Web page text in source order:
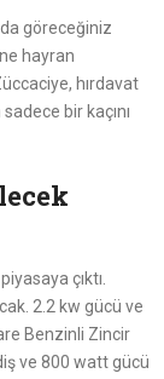
göreceğiniz
hayran
hırdavat
bir kaçını
çıktı.
2.2 kw gücü ve
Benzinli Zincir
ve 800 watt gücü